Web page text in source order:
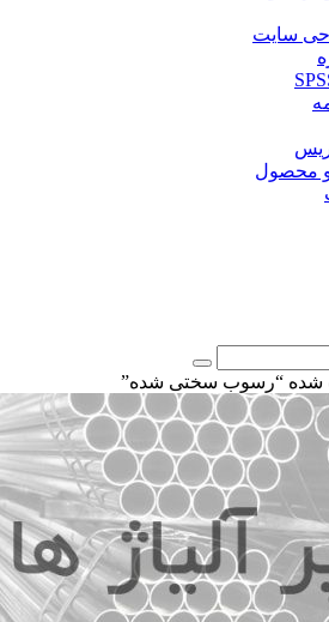
“رسوب سختی شده”